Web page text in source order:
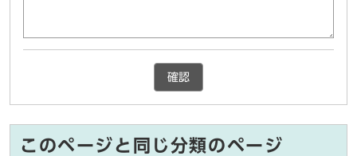
確認
このページと同じ分類のページ